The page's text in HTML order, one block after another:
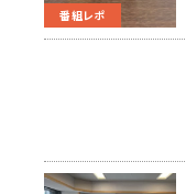
番組レポ